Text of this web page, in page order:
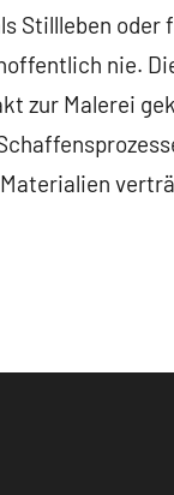
Stillleben oder
nie.
zur Malerei